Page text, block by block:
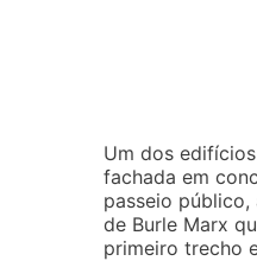
Um dos
fachada em
passeio
de Burle Marx
primeiro trecho